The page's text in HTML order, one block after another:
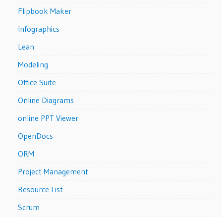
Flipbook Maker
Infographics
Lean
Modeling
Office Suite
Online Diagrams
online PPT Viewer
OpenDocs
ORM
Project Management
Resource List
Scrum